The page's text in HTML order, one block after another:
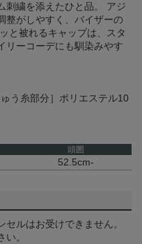
刺繍を添えたひと品。 アジ
整がしやすく、バイザーの
と被れるキャップは、スタ
リーコーデにも馴染みやす
う糸部分］ポリエステル10
頭囲
52.5cm-
ルはお受けできません。
い。